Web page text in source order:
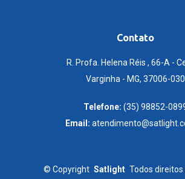
Contato
R. Profa. Helena Réis , 66-A -
Varginha - MG, 37006-030
Telefone: (35) 98852-
Email:
© Copyright Satlight Todos